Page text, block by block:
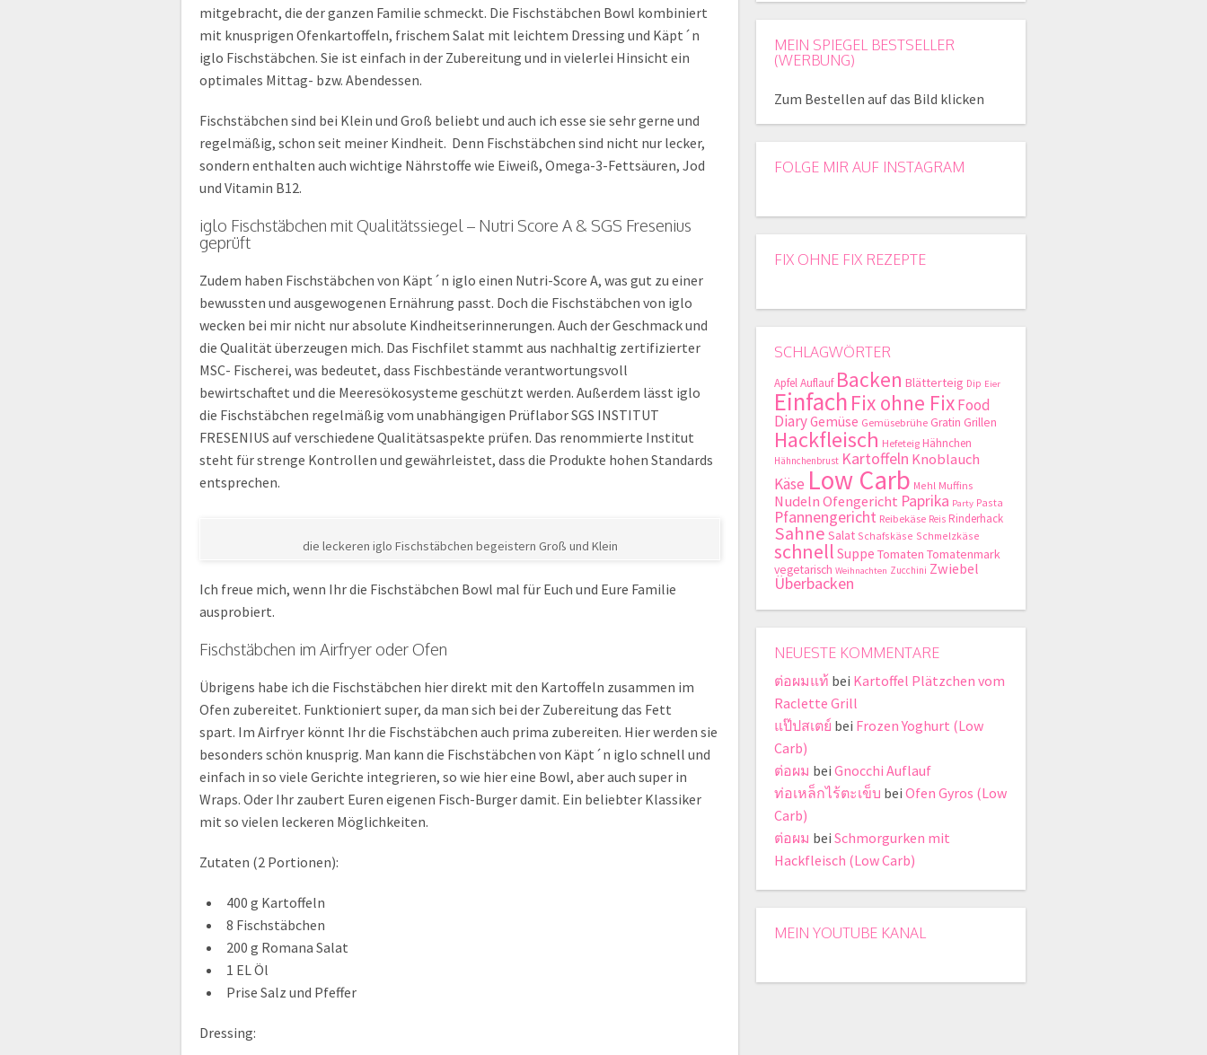
mitgebracht, die der ganzen Familie schmeckt. Die Fischstäbchen Bowl kombiniert
mit knusprigen Ofenkartoffeln, frischem Salat mit leichtem Dressing und Käpt´n
iglo Fischstäbchen. Sie ist einfach in der Zubereitung und in vielerlei Hinsicht ein
optimales Mittag- bzw. Abendessen.
Fischstäbchen sind bei Klein und Groß beliebt und auch ich esse sie sehr gerne und
regelmäßig, schon seit meiner Kindheit. Denn Fischstäbchen sind nicht nur lecker,
sondern enthalten auch wichtige Nährstoffe wie Eiweiß, Omega-3-Fettsäuren, Jod
und Vitamin B12.
iglo Fischstäbchen mit Qualitätssiegel – Nutri Score A & SGS Fresenius
geprüft
Zudem haben Fischstäbchen von Käpt´n iglo einen Nutri-Score A, was gut zu einer
bewussten und ausgewogenen Ernährung passt. Doch die Fischstäbchen von iglo
wecken bei mir nicht nur absolute Kindheitserinnerungen. Auch der Geschmack und
die Qualität überzeugen mich. Das Fischfilet stammt aus nachhaltig zertifizierter
MSC- Fischerei, was bedeutet, dass Fischbestände verantwortungsvoll
bewirtschaftet und die Meeresökosysteme geschützt werden. Außerdem lässt iglo
die Fischstäbchen regelmäßig vom unabhängigen Prüflabor SGS INSTITUT
FRESENIUS auf verschiedene Qualitätsaspekte prüfen. Das renommierte Institut
steht für strenge Kontrollen und gewährleistet, dass die Produkte hohen Standards
entsprechen.
die leckeren iglo Fischstäbchen begeistern Groß und Klein
Ich freue mich, wenn Ihr die Fischstäbchen Bowl mal für Euch und Eure Familie
ausprobiert.
Fischstäbchen im Airfryer oder Ofen
Übrigens habe ich die Fischstäbchen hier direkt mit den Kartoffeln zusammen im
Ofen zubereitet. Funktioniert super, da man sich bei der Zubereitung das Fett
spart. Im Airfryer könnt Ihr die Fischstäbchen auch prima zubereiten. Hier werden sie
besonders schön knusprig. Man kann die Fischstäbchen von Käpt´n iglo schnell und
einfach in so viele Gerichte integrieren, so wie hier eine Bowl, aber auch super in
Wraps. Oder Ihr zaubert Euren eigenen Fisch-Burger damit. Ein beliebter Klassiker
mit so vielen leckeren Möglichkeiten.
Zutaten (2 Portionen):
400 g Kartoffeln
8 Fischstäbchen
200 g Romana Salat
1 EL Öl
Prise Salz und Pfeffer
Dressing:
MEIN SPIEGEL BESTSELLER
(WERBUNG)
Zum Bestellen auf das Bild klicken
FOLGE MIR AUF INSTAGRAM
FIX OHNE FIX REZEPTE
SCHLAGWÖRTER
ApfelAuflauf Backen Blätterteig Dip Eier
Einfach Fix ohne FixFood
DiaryGemüse Gemüsebrühe Gratin Grillen
Hackfleisch Hefeteig Hähnchen
Hähnchenbrust Kartoffeln Knoblauch
Käse Low Carb Mehl Muffins
NudelnOfengericht Paprika Party Pasta
Pfannengericht Reibekäse Reis Rinderhack
Sahne Salat Schafskäse Schmelzkäse
schnell Suppe Tomaten Tomatenmark
vegetarisch Weihnachten Zucchini Zwiebel
Überbacken
NEUESTE KOMMENTARE
ต่อผมแท้ bei Kartoffel Plätzchen vom
Raclette Grill
แป๊ปสเตย์ bei Frozen Yoghurt (Low
Carb)
ต่อผม bei Gnocchi Auflauf
ท่อเหล็กไร้ตะเข็บ bei Ofen Gyros (Low
Carb)
ต่อผม bei Schmorgurken mit
Hackfleisch (Low Carb)
MEIN YOUTUBE KANAL